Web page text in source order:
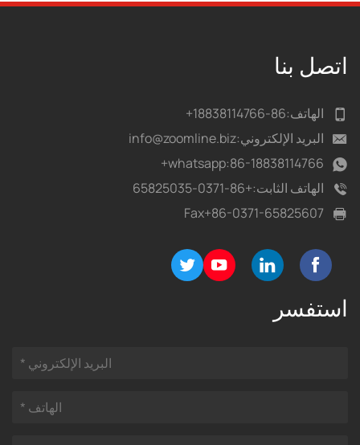
اتصل بنا
الهاتف:86-18838114766+
البريد الإلكتروني:info@zoomline.biz
whatsapp:86-18838114766+
الهاتف الثابت:+86-0371-65825035
Fax+86-0371-65825607
استفسر